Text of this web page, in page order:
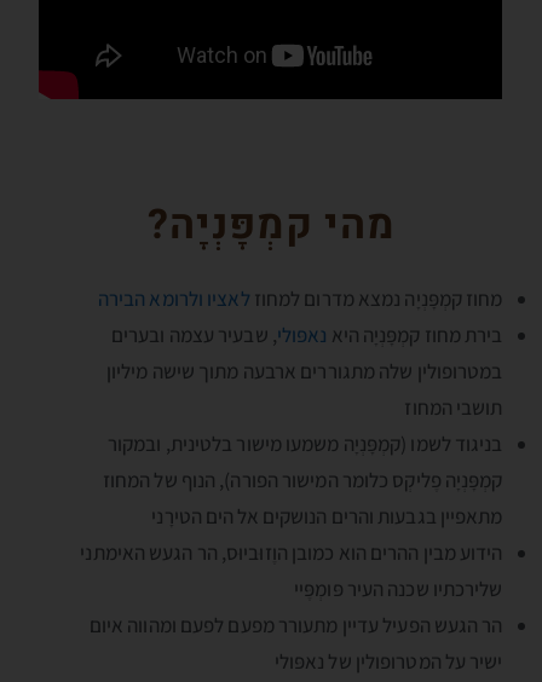
מהי קמְפָּנְיָה?
מחוז קמְפָּנְיָה נמצא מדרום למחוז לאציו ולרומא הבירה
בירת מחוז קמְפָּנְיָה היא נאפּולי, שבעיר עצמה ובערים
במטרופולין שלה מתגוררים ארבעה מתוך שישה מיליון
תושבי המחוז
בניגוד לשמו (קמְפָּנְיָה משמעו מישור בלטינית, ובמקור
קמְפָּנְיָה פֶליקְס כלומר המישור הפורה), הנוף של המחוז
מתאפיין בגבעות והרים הנושקים אל הים הטירָני
הידוע מבין ההרים הוא כמובן הוֶזוּביוּס, הר הגעש האימתני
שלירכתיו שכנה העיר פּומְפֶּיי
הר הגעש הפעיל עדיין מתעורר מפעם לפעם ומהווה איום
ישיר על המטרופולין של נאפּולי